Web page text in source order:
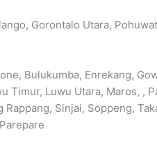
Gorontalo Utara,
Bulukumba, Enrekang,
Timur, Luwu Utara, Maros, ,
Sinjai, Soppeng,